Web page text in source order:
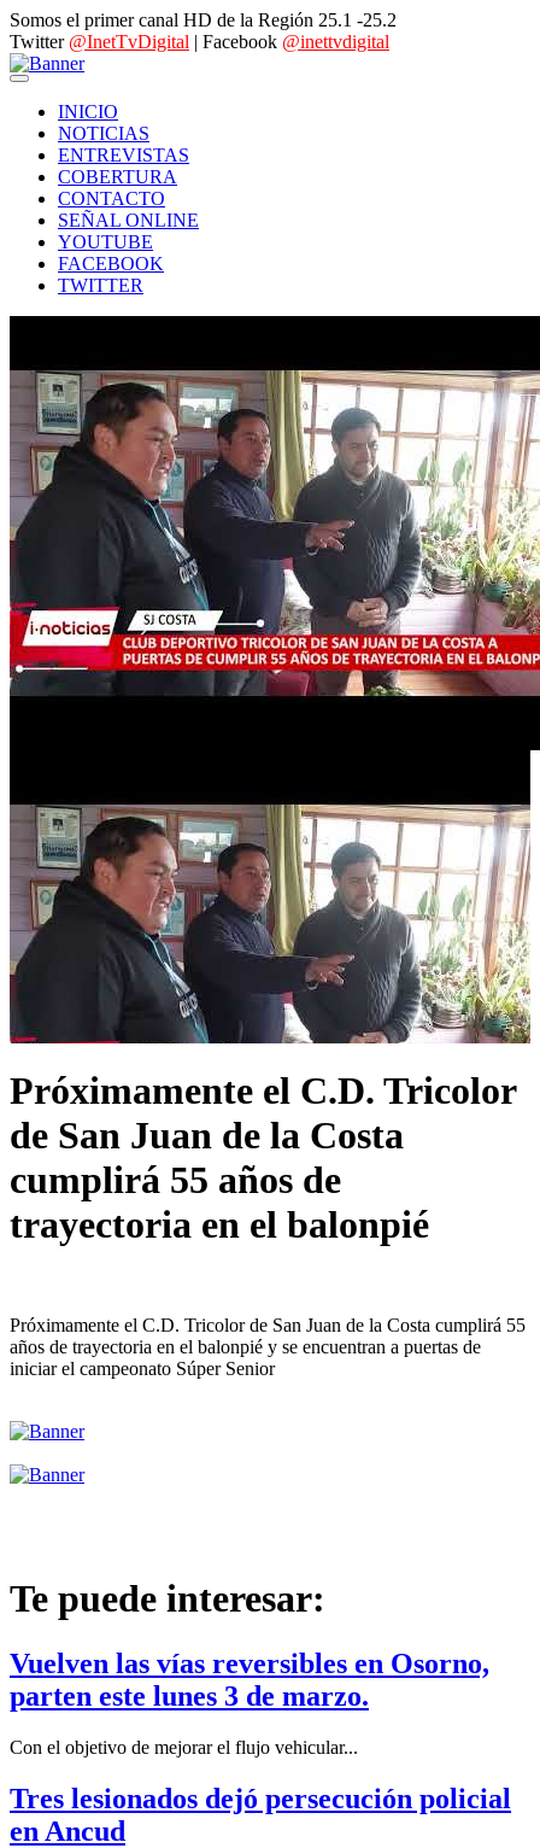
Somos el primer canal HD de la Región 25.1 -25.2
Twitter @InetTvDigital | Facebook @inettvdigital
INICIO
NOTICIAS
ENTREVISTAS
COBERTURA
CONTACTO
SEÑAL ONLINE
YOUTUBE
FACEBOOK
TWITTER
Próximamente el C.D. Tricolor
de San Juan de la Costa
cumplirá 55 años de
trayectoria en el balonpié
Próximamente el C.D. Tricolor de San Juan de la Costa cumplirá 55
años de trayectoria en el balonpié y se encuentran a puertas de
iniciar el campeonato Súper Senior
Te puede interesar:
Vuelven las vías reversibles en Osorno,
parten este lunes 3 de marzo.
Con el objetivo de mejorar el flujo vehicular...
Tres lesionados dejó persecución policial
en Ancud